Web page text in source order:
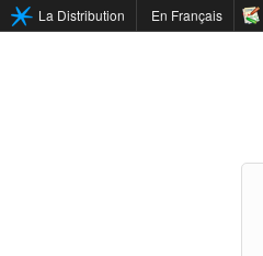
La Distribution En Français